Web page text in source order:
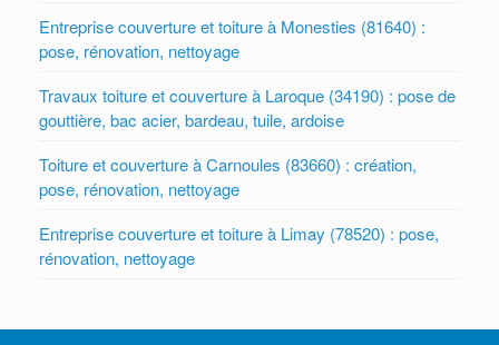
Entreprise couverture et toiture à Monesties (81640) :
pose, rénovation, nettoyage
Travaux toiture et couverture à Laroque (34190) : pose de
gouttière, bac acier, bardeau, tuile, ardoise
Toiture et couverture à Carnoules (83660) : création,
pose, rénovation, nettoyage
Entreprise couverture et toiture à Limay (78520) : pose,
rénovation, nettoyage